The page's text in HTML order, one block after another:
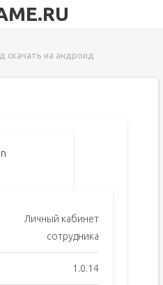
скачать на андроид
Личный кабинет
сотрудника
1.0.14